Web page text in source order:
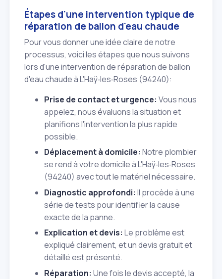
Étapes d'une intervention typique de
réparation de ballon d'eau chaude
Pour vous donner une idée claire de notre
processus, voici les étapes que nous suivons
lors d'une intervention de réparation de ballon
d'eau chaude à L'Haÿ‑les‑Roses (94240):
Prise de contact et urgence: Vous nous
appelez, nous évaluons la situation et
planifions l'intervention la plus rapide
possible.
Déplacement à domicile: Notre plombier
se rend à votre domicile à L'Haÿ‑les‑Roses
(94240) avec tout le matériel nécessaire.
Diagnostic approfondi: Il procède à une
série de tests pour identifier la cause
exacte de la panne.
Explication et devis: Le problème est
expliqué clairement, et un devis gratuit et
détaillé est présenté.
Réparation: Une fois le devis accepté, la